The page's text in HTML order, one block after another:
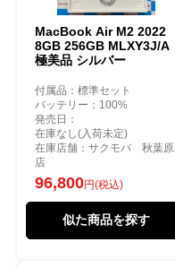
MacBook Air M2 2022
8GB 256GB MLXY3J/A
極美品 シルバー
付属品：標準セット
バッテリー：100%
発売日：
在庫なし(入荷未定)
在庫店舗：サクモバ 秋葉原
店
96,800円(税込)
似た商品を探す